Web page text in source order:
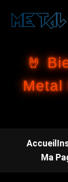
🤘
Metal
Accueil
Ma